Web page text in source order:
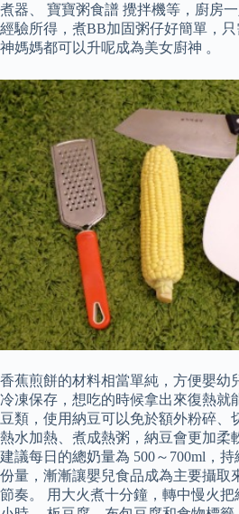
煮器、 寶寶粥食譜 攪拌機等，廚房
經驗所得，煮BB加固粥仔好簡單，
神媽媽都可以升呢成為美女廚神 。
香蕉煎餅的材料相當單純，方便嬰幼
冷凍保存，想吃的時候拿出來復熱就
豆類，使用納豆可以免於額外粉碎、
熱水加熱、煮成熱粥，納豆會更加柔
建議每日的總奶量為 500～700ml，
份量，漸漸讓嬰兒食品成為主要攝取
節奏。 用大火煮十分鐘，轉中慢火